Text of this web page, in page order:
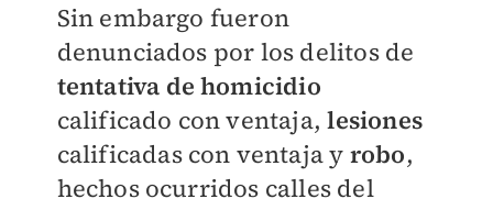
Sin embargo fueron
denunciados por los delitos de
tentativa de homicidio
calificado con ventaja,lesiones
calificadas con ventaja y robo,
hechos ocurridos calles del